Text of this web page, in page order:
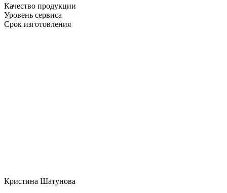
Качество продукции
Уровень сервиса
Срок изготовления
Кристина Шатунова